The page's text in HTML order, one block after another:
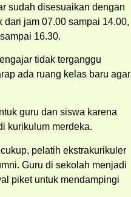
sudah disesuaikan dengan
dari jam 07.00 sampai 14.00,
16.30.
tidak terganggu
ada ruang kelas baru agar
guru dan siswa karena
kurikulum merdeka.
pelatih ekstrakurikuler
Guru di sekolah menjadi
piket untuk mendampingi